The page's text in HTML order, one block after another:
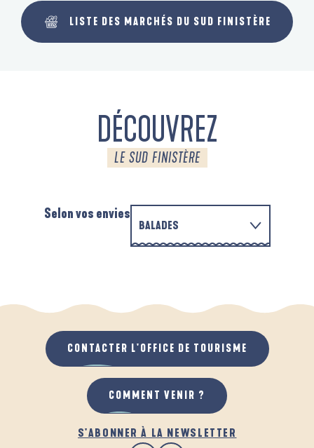
LISTE DES MARCHÉS DU SUD FINISTÈRE
DÉCOUVREZ
LE SUD FINISTÈRE
Selon vos envies
BALADES
QUAND IL PLEUT
AU GRAND AIR
S'ABONNER À LA NEWSLETTER
CONTACTER L'OFFICE DE TOURISME
COMMENT VENIR ?